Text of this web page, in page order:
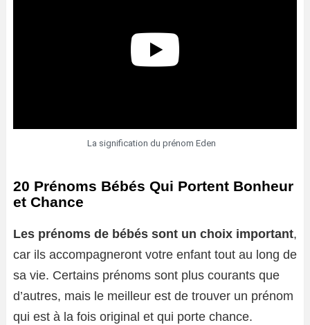
La signification du prénom Eden
20 Prénoms Bébés Qui Portent Bonheur
et Chance
Les prénoms de bébés sont un choix important,
car ils accompagneront votre enfant tout au long de
sa vie. Certains prénoms sont plus courants que
d’autres, mais le meilleur est de trouver un prénom
qui est à la fois original et qui porte chance.